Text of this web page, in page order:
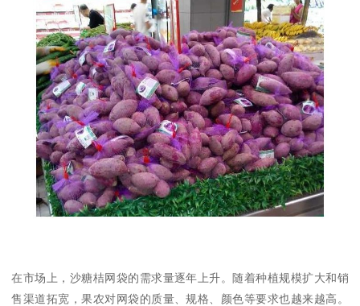
在市场上，沙糖桔网袋的需求量逐年上升。随着种植规模扩大和销
售渠道拓宽，果农对网袋的质量、规格、颜色等要求也越来越高。